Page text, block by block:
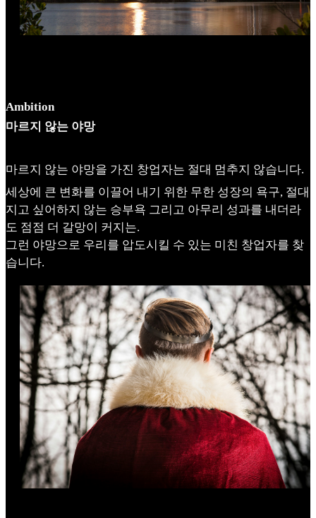
Ambition
마르지 않는 야망
마르지 않는 야망을 가진 창업자는 절대 멈추지 않습니다.
세상에 큰 변화를 이끌어 내기 위한 무한 성장의 욕구, 절대
지고 싶어하지 않는 승부욕 그리고 아무리 성과를 내더라
도 점점 더 갈망이 커지는.
그런 야망으로 우리를 압도시킬 수 있는 미친 창업자를 찾
습니다.